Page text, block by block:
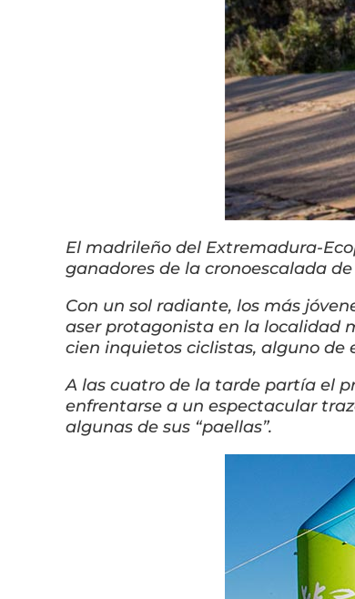
El madrileño del Extremadura-
ganadores de la cronoescalada
Con un sol radiante, los más
aser protagonista en la localidad
cien inquietos ciclistas, alguno de
A las cuatro de la tarde partía el
enfrentarse a un espectacular
algunas de sus “paellas”.